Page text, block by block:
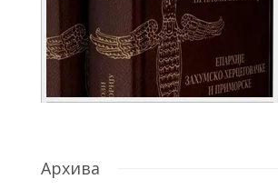
Архива